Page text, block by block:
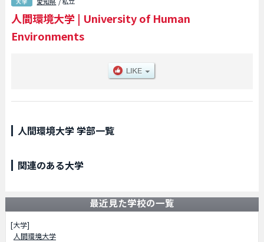
生に必要な情報を掲載しているので是非ご利用ください。
人間環境大学 | University of Human
Environments
人間環境大学 学部一覧
関連のある大学
最近見た学校の一覧
[大学]
人間環境大学